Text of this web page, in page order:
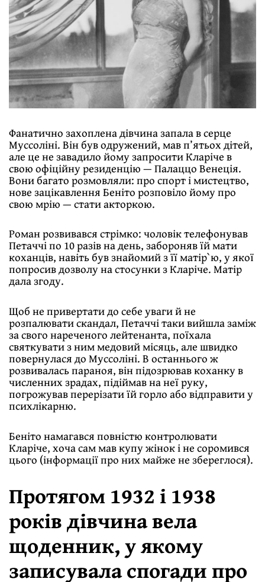
Фанатично захоплена дівчина запала в серце
Муссоліні. Він був одружений, мав п’ятьох дітей,
але це не завадило йому запросити Кларіче в
свою офіційну резиденцію — Палаццо Венеція.
Вони багато розмовляли: про спорт і мистецтво,
нове зацікавлення Беніто розповіло йому про
свою мрію — стати акторкою.
Роман розвивався стрімко: чоловік телефонував
Петаччі по 10 разів на день, забороняв їй мати
коханців, навіть був знайомий з її матір`ю, у якої
попросив дозволу на стосунки з Кларіче. Матір
дала згоду.
Щоб не привертати до себе уваги й не
розпалювати скандал, Петаччі таки вийшла заміж
за свого нареченого лейтенанта, поїхала
святкувати з ним медовий місяць, але швидко
повернулася до Муссоліні. В останнього ж
розвивалась параноя, він підозрював коханку в
численних зрадах, підіймав на неї руку,
погрожував перерізати їй горло або відправити у
психлікарню.
Беніто намагався повністю контролювати
Кларіче, хоча сам мав купу жінок і не соромився
цього (інформації про них майже не збереглося).
Протягом 1932 і 1938
років дівчина вела
щоденник, у якому
записувала спогади про